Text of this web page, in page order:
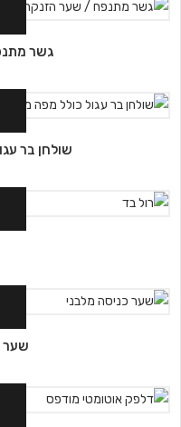
גשר
שולחן בר
שער